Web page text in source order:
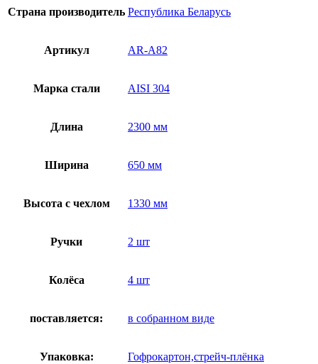
Страна производитель Республика Беларусь
Артикул AR-A82
Марка стали AISI 304
Длина 2300 мм
Ширина 650 мм
Высота с чехлом 1330 мм
Ручки 2 шт
Колёса 4 шт
поставляется: в собранном виде
Упаковка: Гофрокартон,стрейч-плёнка